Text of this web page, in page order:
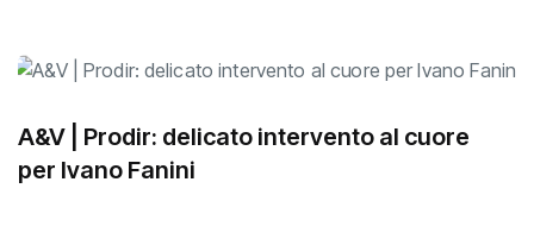
A&V | Prodir: delicato intervento al cuore
per Ivano Fanini